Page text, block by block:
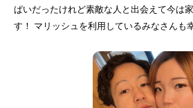
ぱいだったけれど素敵な人と出会えて今は
す！ マリッシュを利用しているみなさんも